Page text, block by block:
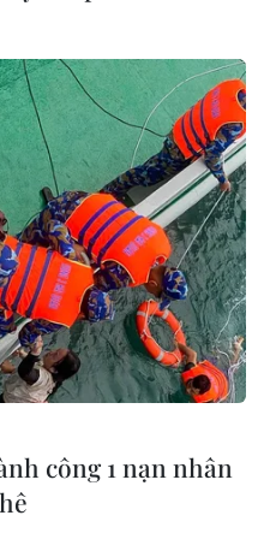
hợp tác
lĩnh vực
"Wall
đến đại
công 1 nạn nhân